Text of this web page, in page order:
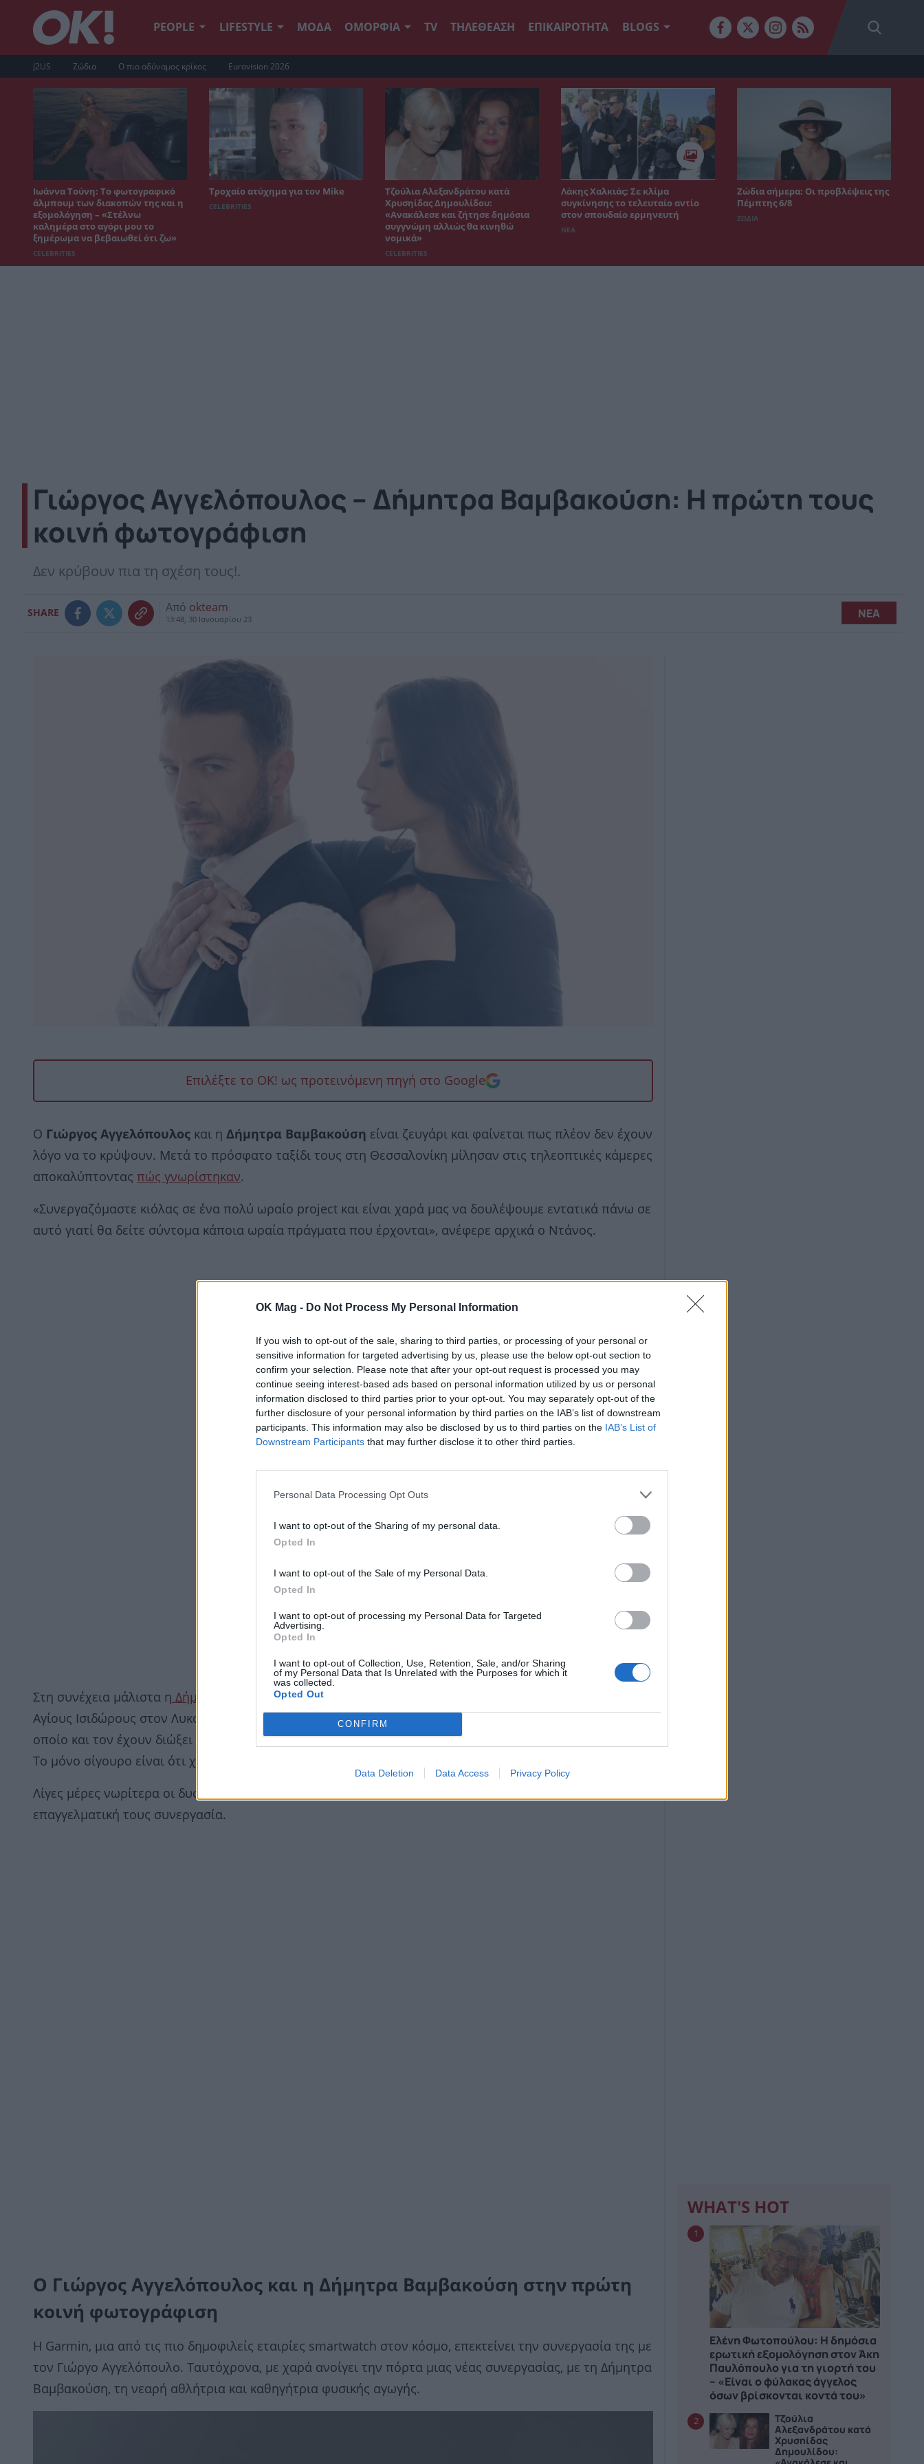
OK Mag - Do Not Process My Personal Information
If you wish to opt-out of the sale, sharing to third parties, or processing of your personal or
sensitive information for targeted advertising by us, please use the below opt-out section to
confirm your selection. Please note that after your opt-out request is processed you may
continue seeing interest-based ads based on personal information utilized by us or personal
information disclosed to third parties prior to your opt-out. You may separately opt-out of the
further disclosure of your personal information by third parties on the IAB’s list of downstream
participants. This information may also be disclosed by us to third parties on the IAB’s List of
Downstream Participants that may further disclose it to other third parties.
Personal Data Processing Opt Outs
I want to opt-out of the Sharing of my personal data.
Opted In
I want to opt-out of the Sale of my Personal Data.
Opted In
I want to opt-out of processing my Personal Data for Targeted
Advertising.
Opted In
I want to opt-out of Collection, Use, Retention, Sale, and/or Sharing
of my Personal Data that Is Unrelated with the Purposes for which it
was collected.
Opted Out
CONFIRM
Data Deletion Data Access Privacy Policy
PEOPLE LIFESTYLE ΜΟΔΑ ΟΜΟΡΦΙΑ TV ΤΗΛΕΘΕΑΣΗ ΕΠΙΚΑΙΡΟΤΗΤΑ BLOGS
J2US Ζώδια Ο πιο αδύναμος κρίκος Eurovision 2026
Ιωάννα Τούνη: Το φωτογραφικό
άλμπουμ των διακοπών της και η
εξομολόγηση – «Στέλνω
καλημέρα στο αγόρι μου το
ξημέρωμα να βεβαιωθεί ότι ζω»
CELEBRITIES
Τροχαίο ατύχημα για τον Mike
CELEBRITIES
Τζούλια Αλεξανδράτου κατά
Χρυσηίδας Δημουλίδου:
«Ανακάλεσε και ζήτησε δημόσια
συγγνώμη αλλιώς θα κινηθώ
νομικά»
CELEBRITIES
Λάκης Χαλκιάς: Σε κλίμα
συγκίνησης το τελευταίο αντίο
στον σπουδαίο ερμηνευτή
ΝΕΑ
Ζώδια σήμερα: Οι προβλέψεις της
Πέμπτης 6/8
ΖΩΔΙΑ
Γιώργος Αγγελόπουλος – Δήμητρα Βαμβακούση: Η πρώτη τους
κοινή φωτογράφιση
Δεν κρύβουν πια τη σχέση τους!.
SHARE Από okteam
13:48, 30 Ιανουαρίου 23 ΝΕΑ
Επιλέξτε το OK! ως προτεινόμενη πηγή στο Google
Ο Γιώργος Αγγελόπουλος και η Δήμητρα Βαμβακούση είναι ζευγάρι και φαίνεται πως πλέον δεν έχουν
λόγο να το κρύψουν. Μετά το πρόσφατο ταξίδι τους στη Θεσσαλονίκη μίλησαν στις τηλεοπτικές κάμερες
αποκαλύπτοντας πώς γνωρίστηκαν.
«Συνεργαζόμαστε κιόλας σε ένα πολύ ωραίο project και είναι χαρά μας να δουλέψουμε εντατικά πάνω σε
αυτό γιατί θα δείτε σύντομα κάποια ωραία πράγματα που έρχονται», ανέφερε αρχικά ο Ντάνος.
Στη συνέχεια μάλιστα η Δήμητρα Βαμβακούση περιέγραψε την γνωριμία τους: «Γνωριστήκαμε στους
Αγίους Ισιδώρους στον Λυκαβηττό γιατί κάποια στιγμή διαπιστώσαμε ότι έχουμε κοινό πνευματικό τον
οποίο και τον έχουν διώξει και κάπως έτσι ήρθαμε πιο κοντά και είπαμε και δυο κουβέντες παραπάνω.
Το μόνο σίγουρο είναι ότι χαιρόμαστε γιατί έχουμε κάνει μια όμορφη συνεργασία προς στιγμήν».
Λίγες μέρες νωρίτερα οι δυο τους έκαναν και την πρώτη τους κοινή φωτογράφιση με αφορμή την
επαγγελματική τους συνεργασία.
Ο Γιώργος Αγγελόπουλος και η Δήμητρα Βαμβακούση στην πρώτη
κοινή φωτογράφιση
H Garmin, μια από τις πιο δημοφιλείς εταιρίες smartwatch στον κόσμο, επεκτείνει την συνεργασία της με
τον Γιώργο Αγγελόπουλο. Ταυτόχρονα, με χαρά ανοίγει την πόρτα μιας νέας συνεργασίας, με τη Δήμητρα
Βαμβακούση, τη νεαρή αθλήτρια και καθηγήτρια φυσικής αγωγής.
WHAT'S HOT
1
Ελένη Φωτοπούλου: Η δημόσια
ερωτική εξομολόγηση στον Άκη
Παυλόπουλο για τη γιορτή του
– «Είναι ο φύλακας άγγελος
όσων βρίσκονται κοντά του»
2
Τζούλια
Αλεξανδράτου κατά
Χρυσηίδας
Δημουλίδου: